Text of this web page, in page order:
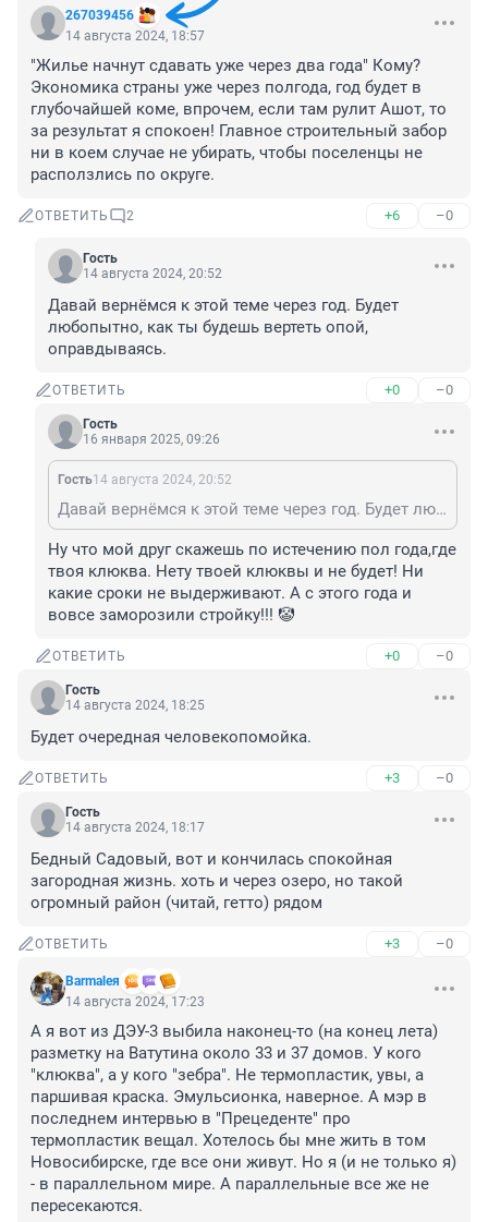
267039456
14 августа 2024, 18:57
"Жилье начнут сдавать уже через два года" Кому?
Экономика страны уже через полгода, год будет в
глубочайшей коме, впрочем, если там рулит Ашот, то
за результат я спокоен! Главное строительный забор
ни в коем случае не убирать, чтобы поселенцы не
расползлись по округе.
ОТВЕТИТЬ 2 +6 –0
Гость
14 августа 2024, 20:52
Давай вернёмся к этой теме через год. Будет
любопытно, как ты будешь вертеть опой,
оправдываясь.
ОТВЕТИТЬ +0 –0
Гость
16 января 2025, 09:26
Гость14 августа 2024, 20:52
Давай вернёмся к этой теме через год. Будет любопытно, как ты будешь вертеть опой, оправдываясь.
Ну что мой друг скажешь по истечению пол года,где
твоя клюква. Нету твоей клюквы и не будет! Ни
какие сроки не выдерживают. А с этого года и
вовсе заморозили стройку!!! 🤡
ОТВЕТИТЬ +0 –0
Гость
14 августа 2024, 18:25
Будет очередная человекопомойка.
ОТВЕТИТЬ +3 –0
Гость
14 августа 2024, 18:17
Бедный Садовый, вот и кончилась спокойная
загородная жизнь. хоть и через озеро, но такой
огромный район (читай, гетто) рядом
ОТВЕТИТЬ +3 –0
Barmaleя
14 августа 2024, 17:23
А я вот из ДЭУ-3 выбила наконец-то (на конец лета)
разметку на Ватутина около 33 и 37 домов. У кого
"клюква", а у кого "зебра". Не термопластик, увы, а
паршивая краска. Эмульсионка, наверное. А мэр в
последнем интервью в "Прецеденте" про
термопластик вещал. Хотелось бы мне жить в том
Новосибирске, где все они живут. Но я (и не только я)
- в параллельном мире. А параллельные все же не
пересекаются.